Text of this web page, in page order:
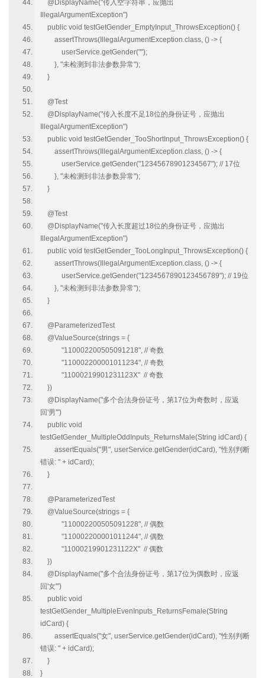
@DisplayName("传入空字符串，应抛出
IllegalArgumentException")
public void testGetGender_EmptyInput_ThrowsException() {
assertThrows(IllegalArgumentException.class, () -> {
userService.getGender("");
}, "未检测到非法参数异常");
}
@Test
@DisplayName("传入长度不足18位的身份证号，应抛出
IllegalArgumentException")
public void testGetGender_TooShortInput_ThrowsException() {
assertThrows(IllegalArgumentException.class, () -> {
userService.getGender("12345678901234567"); // 17位
}, "未检测到非法参数异常");
}
@Test
@DisplayName("传入长度超过18位的身份证号，应抛出
IllegalArgumentException")
public void testGetGender_TooLongInput_ThrowsException() {
assertThrows(IllegalArgumentException.class, () -> {
userService.getGender("1234567890123456789"); // 19位
}, "未检测到非法参数异常");
}
@ParameterizedTest
@ValueSource(strings = {
"110002200505091218", // 奇数
"110002200001011234", // 奇数
"11000219901231123X" // 奇数
})
@DisplayName("多个合法身份证号，第17位为奇数时，应返
回'男'")
public void
testGetGender_MultipleOddInputs_ReturnsMale(String idCard) {
assertEquals("男", userService.getGender(idCard), "性别判断
错误: " + idCard);
}
@ParameterizedTest
@ValueSource(strings = {
"110002200505091228", // 偶数
"110002200001011244", // 偶数
"11000219901231122X" // 偶数
})
@DisplayName("多个合法身份证号，第17位为偶数时，应返
回'女'")
public void
testGetGender_MultipleEvenInputs_ReturnsFemale(String
idCard) {
assertEquals("女", userService.getGender(idCard), "性别判断
错误: " + idCard);
}
}